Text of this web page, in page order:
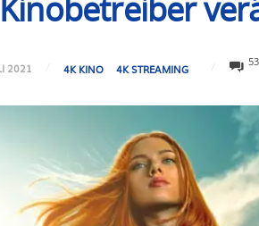
2021 4K KINO 4K STREAMING
53